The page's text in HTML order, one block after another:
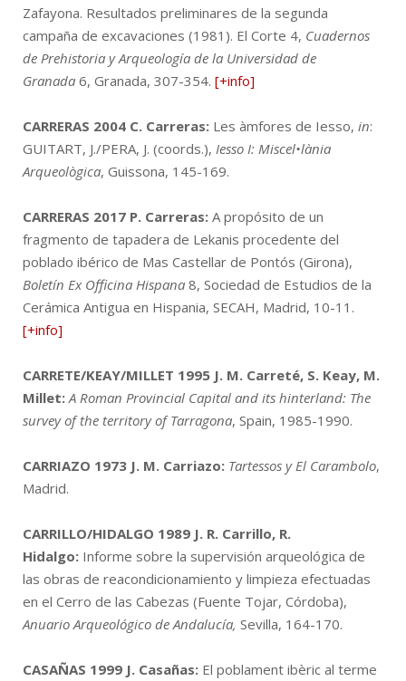
Zafayona. Resultados preliminares de la segunda
campaña de excavaciones (1981). El Corte 4, Cuadernos
de Prehistoria y Arqueología de la Universidad de
Granada 6, Granada, 307-354. [+info]
CARRERAS 2004 C. Carreras: Les àmfores de Iesso, in:
GUITART, J./PERA, J. (coords.), Iesso I: Miscel•lània
Arqueològica, Guissona, 145-169.
CARRERAS 2017 P. Carreras: A propósito de un
fragmento de tapadera de Lekanis procedente del
poblado ibérico de Mas Castellar de Pontós (Girona),
Boletín Ex Officina Hispana 8, Sociedad de Estudios de la
Cerámica Antigua en Hispania, SECAH, Madrid, 10-11.
[+info]
CARRETE/KEAY/MILLET 1995 J. M. Carreté, S. Keay, M.
Millet: A Roman Provincial Capital and its hinterland: The
survey of the territory of Tarragona, Spain, 1985-1990.
CARRIAZO 1973 J. M. Carriazo: Tartessos y El Carambolo,
Madrid.
CARRILLO/HIDALGO 1989 J. R. Carrillo, R.
Hidalgo: Informe sobre la supervisión arqueológica de
las obras de reacondicionamiento y limpieza efectuadas
en el Cerro de las Cabezas (Fuente Tojar, Córdoba),
Anuario Arqueológico de Andalucía, Sevilla, 164-170.
CASAÑAS 1999 J. Casañas: El poblament ibèric al terme